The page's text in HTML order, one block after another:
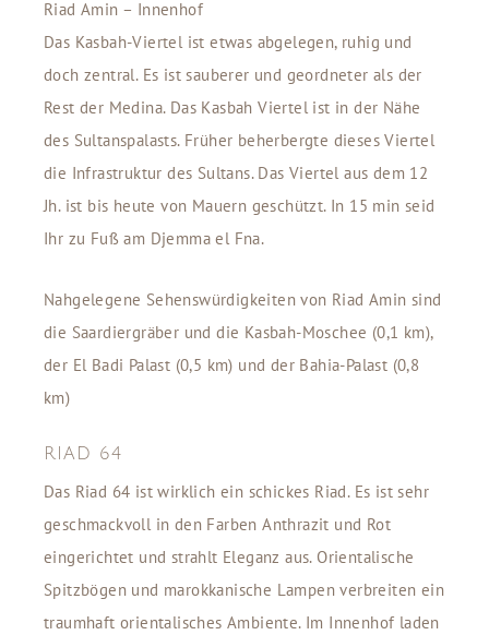
Riad Amin – Innenhof
Das Kasbah-Viertel ist etwas abgelegen, ruhig und
doch zentral. Es ist sauberer und geordneter als der
Rest der Medina. Das Kasbah Viertel ist in der Nähe
des Sultanspalasts. Früher beherbergte dieses Viertel
die Infrastruktur des Sultans. Das Viertel aus dem 12
Jh. ist bis heute von Mauern geschützt. In 15 min seid
Ihr zu Fuß am Djemma el Fna.
Nahgelegene Sehenswürdigkeiten von Riad Amin sind
die Saardiergräber und die Kasbah-Moschee (0,1 km),
der El Badi Palast (0,5 km) und der Bahia-Palast (0,8
km)
RIAD 64
Das Riad 64 ist wirklich ein schickes Riad. Es ist sehr
geschmackvoll in den Farben Anthrazit und Rot
eingerichtet und strahlt Eleganz aus. Orientalische
Spitzbögen und marokkanische Lampen verbreiten ein
traumhaft orientalisches Ambiente. Im Innenhof laden